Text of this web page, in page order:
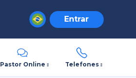
Entrar
Pastor Online Telefones